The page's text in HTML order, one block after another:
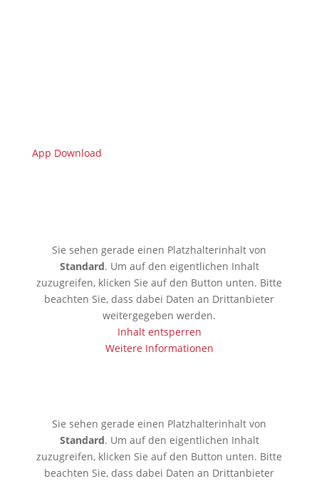
App Download
Sie sehen gerade einen Platzhalterinhalt von
Standard. Um auf den eigentlichen Inhalt
zuzugreifen, klicken Sie auf den Button unten. Bitte
beachten Sie, dass dabei Daten an Drittanbieter
weitergegeben werden.
Inhalt entsperren
Weitere Informationen
Sie sehen gerade einen Platzhalterinhalt von
Standard. Um auf den eigentlichen Inhalt
zuzugreifen, klicken Sie auf den Button unten. Bitte
beachten Sie, dass dabei Daten an Drittanbieter